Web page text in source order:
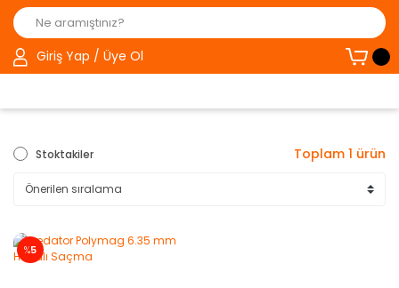
Giriş Yap / Üye Ol
Stoktakiler Toplam 1 ürün
%5